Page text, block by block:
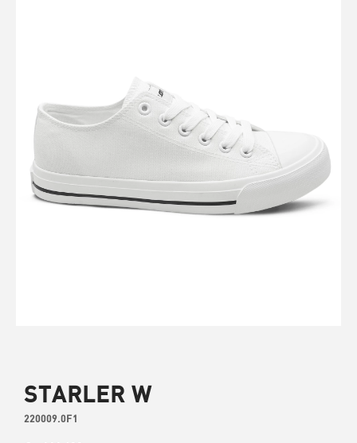
STARLER W
220009.0F1